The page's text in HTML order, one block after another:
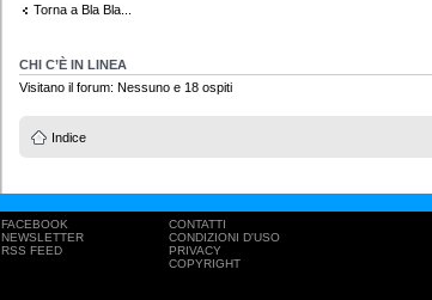
Torna a Bla Bla...
CHI C’È IN LINEA
Visitano il forum: Nessuno e 18 ospiti
Indice
FACEBOOK
NEWSLETTER
RSS FEED
CONTATTI
CONDIZIONI D'USO
PRIVACY
COPYRIGHT